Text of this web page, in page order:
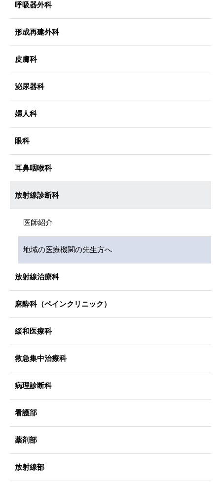
呼吸器外科
形成再建外科
皮膚科
泌尿器科
婦人科
眼科
耳鼻咽喉科
放射線診断科
医師紹介
地域の医療機関の先生方へ
放射線治療科
麻酔科（ペインクリニック）
緩和医療科
救急集中治療科
病理診断科
看護部
薬剤部
放射線部